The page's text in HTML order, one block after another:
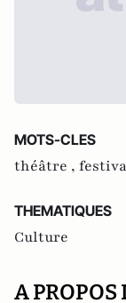
MOTS-CLES
théâtre ,
THEMATIQUES
Culture
A PROPOS